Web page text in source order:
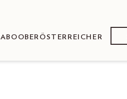
ABO OBERÖSTERREICHER